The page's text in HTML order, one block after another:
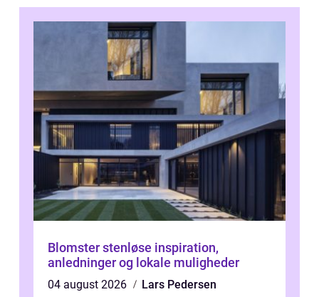
Blomster stenløse inspiration,
anledninger og lokale muligheder
04 august 2026
Lars Pedersen